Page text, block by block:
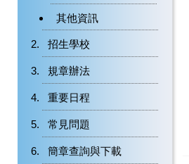
其他資訊
招生學校
規章辦法
重要日程
常見問題
簡章查詢與下載